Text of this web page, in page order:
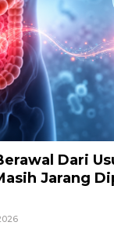
Dari
Jarang